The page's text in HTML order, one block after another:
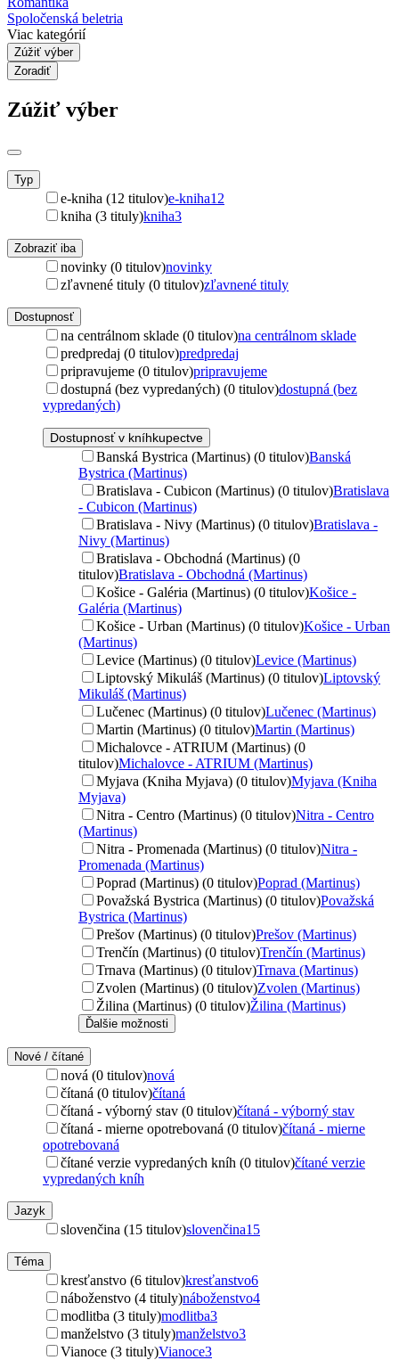
Spoločenská beletria
Viac kategórií
Zúžiť výber
Zoradiť
Zúžiť výber
Typ
e-kniha (12 titulov)e-kniha12
kniha (3 tituly)kniha3
Zobraziť iba
novinky (0 titulov)novinky
zľavnené tituly (0 titulov)zľavnené tituly
Dostupnosť
na centrálnom sklade (0 titulov)na centrálnom sklade
predpredaj (0 titulov)predpredaj
pripravujeme (0 titulov)pripravujeme
dostupná (bez vypredaných) (0 titulov)dostupná (bez
vypredaných)
Dostupnosť v kníhkupectve
Banská Bystrica (Martinus) (0 titulov)Banská
Bystrica (Martinus)
Bratislava - Cubicon (Martinus) (0 titulov)Bratislava
- Cubicon (Martinus)
Bratislava - Nivy (Martinus) (0 titulov)Bratislava -
Nivy (Martinus)
Bratislava - Obchodná (Martinus) (0
titulov)Bratislava - Obchodná (Martinus)
Košice - Galéria (Martinus) (0 titulov)Košice -
Galéria (Martinus)
Košice - Urban (Martinus) (0 titulov)Košice - Urban
(Martinus)
Levice (Martinus) (0 titulov)Levice (Martinus)
Liptovský Mikuláš (Martinus) (0 titulov)Liptovský
Mikuláš (Martinus)
Lučenec (Martinus) (0 titulov)Lučenec (Martinus)
Martin (Martinus) (0 titulov)Martin (Martinus)
Michalovce - ATRIUM (Martinus) (0
titulov)Michalovce - ATRIUM (Martinus)
Myjava (Kniha Myjava) (0 titulov)Myjava (Kniha
Myjava)
Nitra - Centro (Martinus) (0 titulov)Nitra - Centro
(Martinus)
Nitra - Promenada (Martinus) (0 titulov)Nitra -
Promenada (Martinus)
Poprad (Martinus) (0 titulov)Poprad (Martinus)
Považská Bystrica (Martinus) (0 titulov)Považská
Bystrica (Martinus)
Prešov (Martinus) (0 titulov)Prešov (Martinus)
Trenčín (Martinus) (0 titulov)Trenčín (Martinus)
Trnava (Martinus) (0 titulov)Trnava (Martinus)
Zvolen (Martinus) (0 titulov)Zvolen (Martinus)
Žilina (Martinus) (0 titulov)Žilina (Martinus)
Ďalšie možnosti
Nové / čítané
nová (0 titulov)nová
čítaná (0 titulov)čítaná
čítaná - výborný stav (0 titulov)čítaná - výborný stav
čítaná - mierne opotrebovaná (0 titulov)čítaná - mierne
opotrebovaná
čítané verzie vypredaných kníh (0 titulov)čítané verzie
vypredaných kníh
Jazyk
slovenčina (15 titulov)slovenčina15
Téma
kresťanstvo (6 titulov)kresťanstvo6
náboženstvo (4 tituly)náboženstvo4
modlitba (3 tituly)modlitba3
manželstvo (3 tituly)manželstvo3
Vianoce (3 tituly)Vianoce3